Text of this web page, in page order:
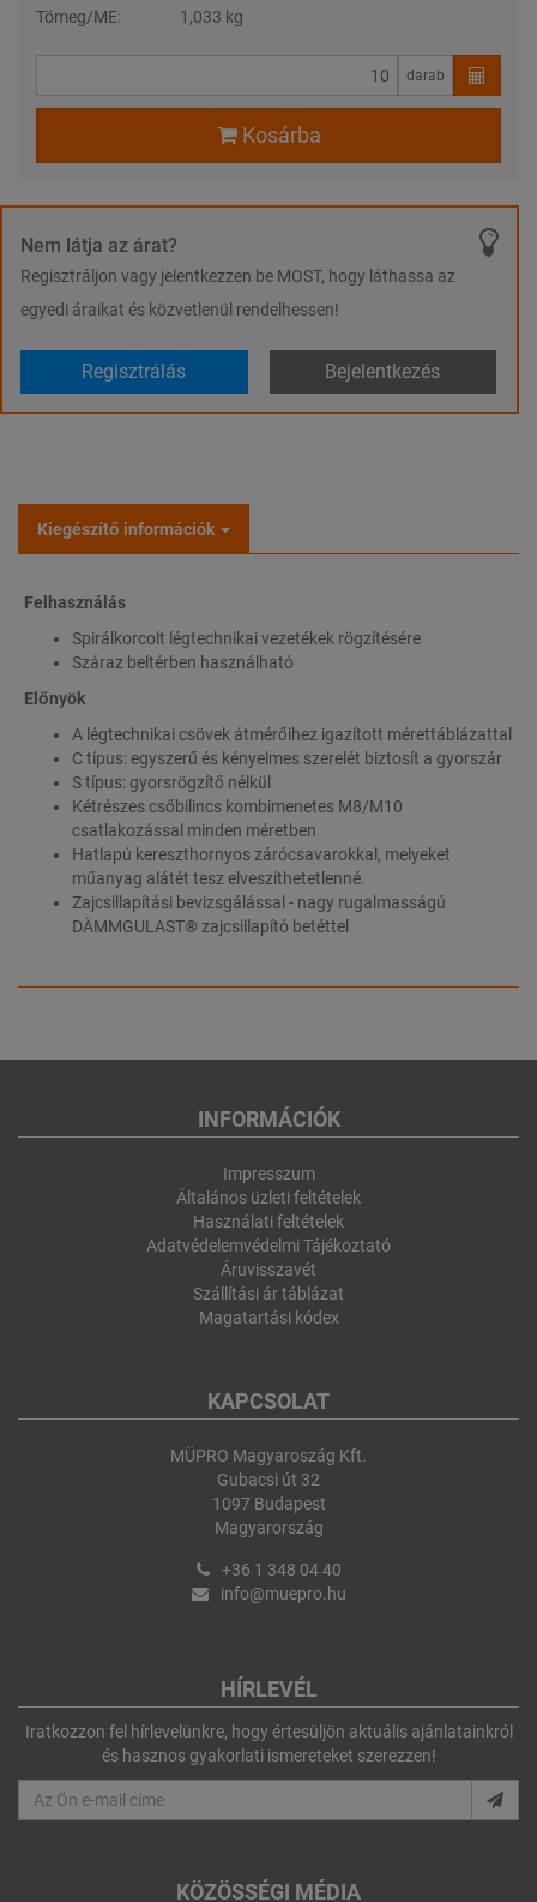
Tömeg/ME:
1,033 kg
darab
Kosárba
Nem látja az árat?
Regisztráljon vagy jelentkezzen be MOST, hogy láthassa az
egyedi áraikat és közvetlenül rendelhessen!
Regisztrálás Bejelentkezés
Kiegészítő információk
Felhasználás
Spirálkorcolt légtechnikai vezetékek rögzítésére
Száraz beltérben használható
Előnyök
A légtechnikai csövek átmérőihez igazított mérettáblázattal
C típus: egyszerű és kényelmes szerelét biztosít a gyorszár
S típus: gyorsrögzítő nélkül
Kétrészes csőbilincs kombimenetes M8/M10
csatlakozással minden méretben
Hatlapú kereszthornyos zárócsavarokkal, melyeket
műanyag alátét tesz elveszíthetetlenné.
Zajcsillapítási bevizsgálással - nagy rugalmasságú
DÄMMGULAST® zajcsillapító betéttel
INFORMÁCIÓK
Impresszum
Általános üzleti feltételek
Használati feltételek
Adatvédelemvédelmi Tájékoztató
Áruvisszavét
Szállítási ár táblázat
Magatartási kódex
KAPCSOLAT
MÜPRO Magyaroszág Kft.
Gubacsi út 32
1097 Budapest
Magyarország
+36 1 348 04 40
info@muepro.hu
HÍRLEVÉL
Iratkozzon fel hírlevelünkre, hogy értesüljön aktuális ajánlatainkról
és hasznos gyakorlati ismereteket szerezzen!
KÖZÖSSÉGI MÉDIA